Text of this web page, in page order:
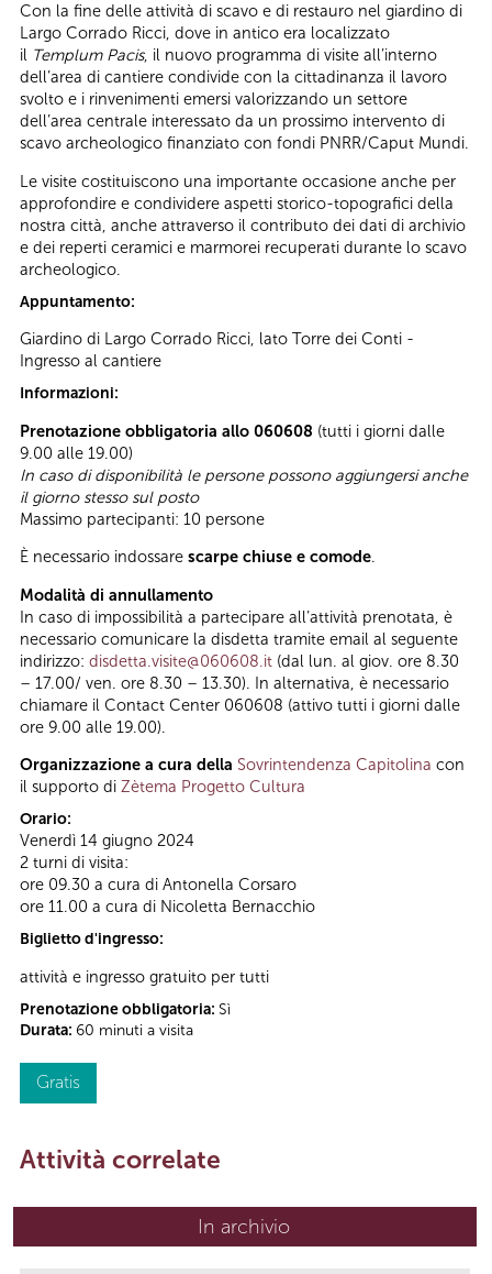
Con la fine delle attività di scavo e di restauro nel giardino di
Largo Corrado Ricci, dove in antico era localizzato
il Templum Pacis, il nuovo programma di visite all’interno
dell’area di cantiere condivide con la cittadinanza il lavoro
svolto e i rinvenimenti emersi valorizzando un settore
dell’area centrale interessato da un prossimo intervento di
scavo archeologico finanziato con fondi PNRR/Caput Mundi.
Le visite costituiscono una importante occasione anche per
approfondire e condividere aspetti storico-topografici della
nostra città, anche attraverso il contributo dei dati di archivio
e dei reperti ceramici e marmorei recuperati durante lo scavo
archeologico.
Appuntamento:
Giardino di Largo Corrado Ricci, lato Torre dei Conti -
Ingresso al cantiere
Informazioni:
Prenotazione obbligatoria allo 060608 (tutti i giorni dalle
9.00 alle 19.00)
In caso di disponibilità le persone possono aggiungersi anche
il giorno stesso sul posto
Massimo partecipanti: 10 persone
È necessario indossare scarpe chiuse e comode.
Modalità di annullamento
In caso di impossibilità a partecipare all’attività prenotata, è
necessario comunicare la disdetta tramite email al seguente
indirizzo: disdetta.visite@060608.it (dal lun. al giov. ore 8.30
– 17.00/ ven. ore 8.30 – 13.30). In alternativa, è necessario
chiamare il Contact Center 060608 (attivo tutti i giorni dalle
ore 9.00 alle 19.00).
Organizzazione a cura della Sovrintendenza Capitolina con
il supporto di Zètema Progetto Cultura
Orario:
Venerdì 14 giugno 2024
2 turni di visita:
ore 09.30 a cura di Antonella Corsaro
ore 11.00 a cura di Nicoletta Bernacchio
Biglietto d'ingresso:
attività e ingresso gratuito per tutti
Prenotazione obbligatoria: Sì
Durata: 60 minuti a visita
Gratis
Attività correlate
In archivio